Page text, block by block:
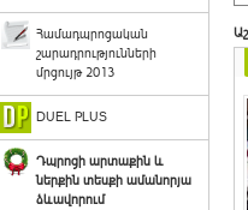
Համադպրոցական
շարադրությունների
մրցույթ 2013
DUEL PLUS
Դպրոցի արտաքին և
ներքին տեսքի ամանորյա
ձևավորում